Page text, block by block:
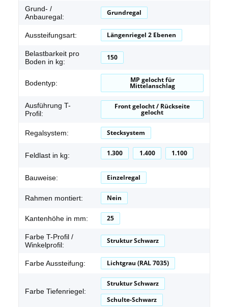
Grund- /
Anbauregal:
Grundregal
Aussteifungsart: Längenriegel 2 Ebenen
Belastbarkeit pro
Boden in kg:
150
Bodentyp: MP gelocht für
Mittelanschlag
Ausführung T-
Profil:
Front gelocht / Rückseite
gelocht
Regalsystem: Stecksystem
Feldlast in kg: 1.300 1.400 1.100
Bauweise: Einzelregal
Rahmen montiert: Nein
Kantenhöhe in mm: 25
Farbe T-Profil /
Winkelprofil:
Struktur Schwarz
Farbe Aussteifung: Lichtgrau (RAL 7035)
Farbe Tiefenriegel:
Struktur Schwarz
Schulte-Schwarz